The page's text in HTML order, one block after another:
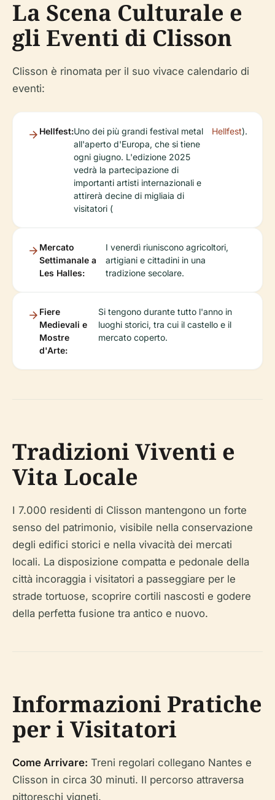
La Scena Culturale e
gli Eventi di Clisson
Clisson è rinomata per il suo vivace calendario di
eventi:
Hellfest:Uno dei più grandi festival metal
all'aperto d'Europa, che si tiene
ogni giugno. L'edizione 2025
vedrà la partecipazione di
importanti artisti internazionali e
attirerà decine di migliaia di
visitatori (
Hellfest).
Mercato
Settimanale a
Les Halles:
I venerdì riuniscono agricoltori,
artigiani e cittadini in una
tradizione secolare.
Fiere
Medievali e
Mostre
d'Arte:
Si tengono durante tutto l'anno in
luoghi storici, tra cui il castello e il
mercato coperto.
Tradizioni Viventi e
Vita Locale
I 7.000 residenti di Clisson mantengono un forte
senso del patrimonio, visibile nella conservazione
degli edifici storici e nella vivacità dei mercati
locali. La disposizione compatta e pedonale della
città incoraggia i visitatori a passeggiare per le
strade tortuose, scoprire cortili nascosti e godere
della perfetta fusione tra antico e nuovo.
Informazioni Pratiche
per i Visitatori
Come Arrivare: Treni regolari collegano Nantes e
Clisson in circa 30 minuti. Il percorso attraversa
pittoreschi vigneti.